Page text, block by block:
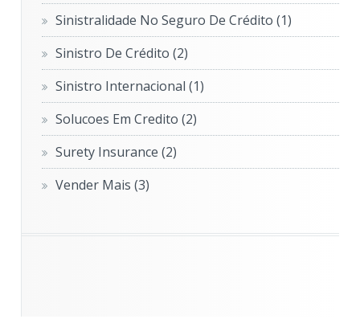
Sinistralidade No Seguro De Crédito(1)
Sinistro De Crédito(2)
Sinistro Internacional(1)
Solucoes Em Credito(2)
Surety Insurance(2)
Vender Mais(3)